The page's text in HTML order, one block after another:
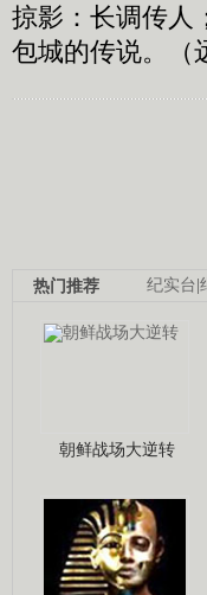
掠影：长调传人
包城的传说。（
纪实台|
热门推荐
朝鲜战场大逆转